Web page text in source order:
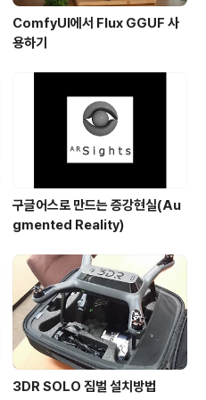
ComfyUI에서 Flux GGUF 사
용하기
구글어스로 만드는 증강현실(Au
gmented Reality)
3DR SOLO 짐벌 설치방법